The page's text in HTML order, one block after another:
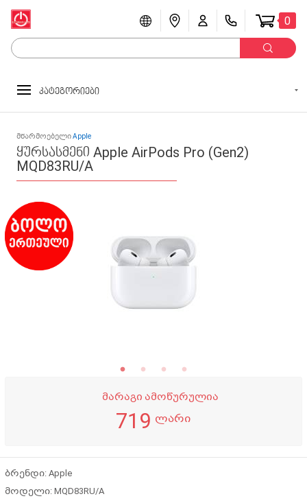
0
კატეგორიები
მწარმოებელიApple
ყურსასმენი Apple AirPods Pro (Gen2)
MQD83RU/A
მარაგი ამოწურულია
719 ლარი
ბრენდი: Apple
მოდელი: MQD83RU/A